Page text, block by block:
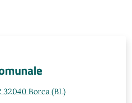
32040 Borca (BL)